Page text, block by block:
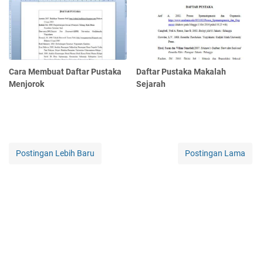
Cara Membuat Daftar Pustaka
Menjorok
Daftar Pustaka Makalah
Sejarah
Postingan Lebih Baru Postingan Lama